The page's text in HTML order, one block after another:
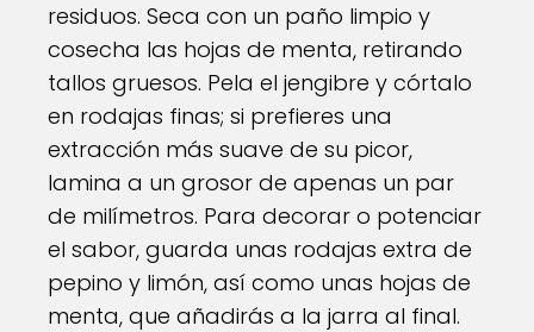
residuos. Seca con un paño limpio y
cosecha las hojas de menta, retirando
tallos gruesos. Pela el jengibre y córtalo
en rodajas finas; si prefieres una
extracción más suave de su picor,
lamina a un grosor de apenas un par
de milímetros. Para decorar o potenciar
el sabor, guarda unas rodajas extra de
pepino y limón, así como unas hojas de
menta, que añadirás a la jarra al final.